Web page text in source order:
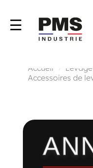
Accueil
Levage
Accessoires de